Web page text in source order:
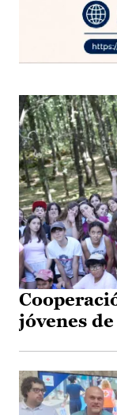
jóvenes